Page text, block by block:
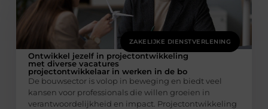
ZAKELIJKE DIENSTVERLENING
Ontwikkel jezelf in projectontwikkeling
met diverse vacatures
projectontwikkelaar in werken in de bo
De bouwsector is volop in beweging en biedt veel
kansen voor professionals die willen groeien in
verantwoordelijkheid en impact. Projectontwikkeling